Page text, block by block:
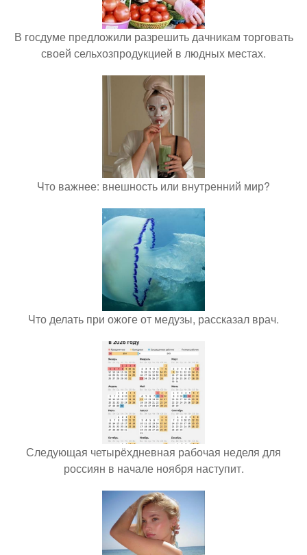
В госдуме предложили разрешить дачникам торговать
своей сельхозпродукцией в людных местах.
Что важнее: внешность или внутренний мир?
Что делать при ожоге от медузы, рассказал врач.
Следующая четырёхдневная рабочая неделя для
россиян в начале ноября наступит.